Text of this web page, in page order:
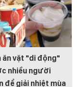
ăn vặt "di động"
nhiều người
để giải nhiệt mùa